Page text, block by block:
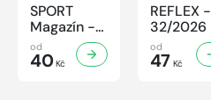
SPORT
Magazín -
32/2026
od
40Kč
REFLEX -
32/2026
od
47 Kč